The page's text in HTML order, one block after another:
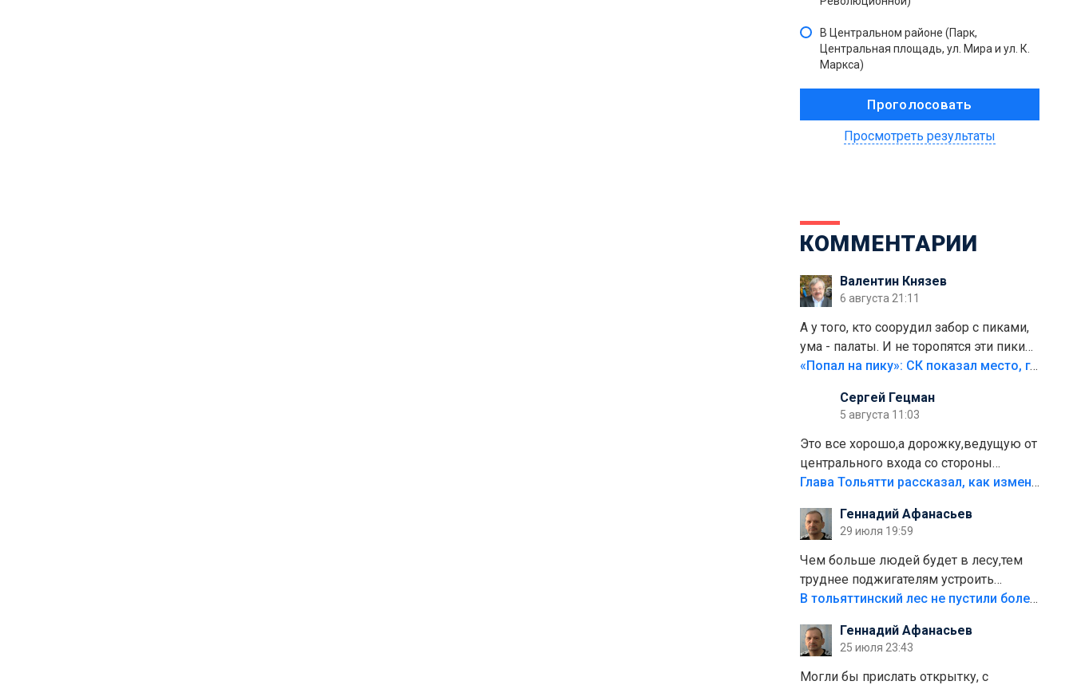
В Центральном районе (Парк,
Центральная площадь, ул. Мира и ул. К.
Маркса)
Просмотреть результаты
КОММЕНТАРИИ
Валентин Князев
6 августа 21:11
А у того, кто соорудил забор с пиками,
ума - палаты. И не торопятся эти пики
срезать
«Попал на пику»: СК показал место, где был смертельно травмирован ребенок в Тольятти
Сергей Гецман
5 августа 11:03
Это все хорошо,а дорожку,ведущую от
центрального входа со стороны
кафе"Мираж" к аттракционам слабо
плитки не хватило,т.к.осенью и зимой
лежала в парке и испортилась.Да
еще,видимо,часть украли.
Глава Тольятти рассказал, как изменится парк Центрального района
Геннадий Афанасьев
29 июля 19:59
Чем больше людей будет в лесу,тем
труднее поджигателям устроить
пожар.Тех кто разводит костры,тех
полно стоит,почему водители всё
равно едут в лес? Штрафы мизерные.
В тольяттинский лес не пустили более тысячи автомобилей
Геннадий Афанасьев
25 июля 23:43
Могли бы прислать открытку, с